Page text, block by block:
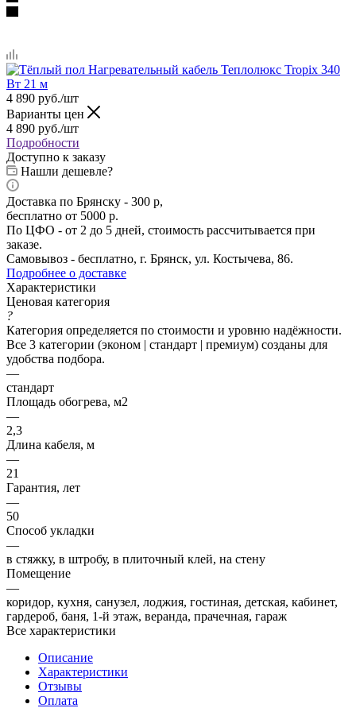
4 890 руб./шт
Варианты цен
4 890 руб./шт
Подробности
Доступно к заказу
Нашли дешевле?
Доставка по Брянску - 300 р,
бесплатно от 5000 р.
По ЦФО - от 2 до 5 дней, стоимость рассчитывается при
заказе.
Самовывоз - бесплатно, г. Брянск, ул. Костычева, 86.
Подробнее о доставке
Характеристики
Ценовая категория
?
Категория определяется по стоимости и уровню надёжности.
Все 3 категории (эконом | стандарт | премиум) созданы для
удобства подбора.
—
стандарт
Площадь обогрева, м2
—
2,3
Длина кабеля, м
—
21
Гарантия, лет
—
50
Способ укладки
—
в стяжку, в штробу, в плиточный клей, на стену
Помещение
—
коридор, кухня, санузел, лоджия, гостиная, детская, кабинет,
гардероб, баня, 1-й этаж, веранда, прачечная, гараж
Все характеристики
Описание
Характеристики
Отзывы
Оплата